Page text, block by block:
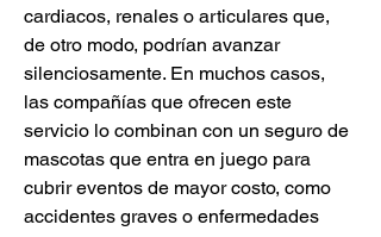
cardiacos, renales o articulares que,
de otro modo, podrían avanzar
silenciosamente. En muchos casos,
las compañías que ofrecen este
servicio lo combinan con un seguro de
mascotas que entra en juego para
cubrir eventos de mayor costo, como
accidentes graves o enfermedades